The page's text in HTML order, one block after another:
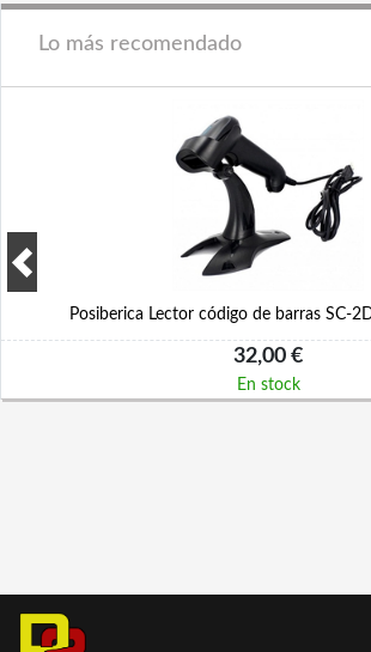
Lo más recomendado
Posiberica Lector código de barras SC-
32,00 €
En stock